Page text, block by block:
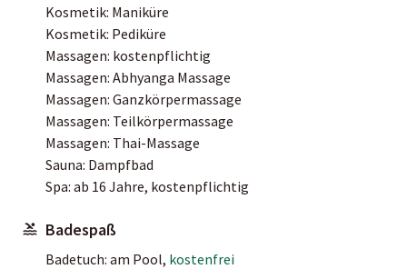
Kosmetik: Maniküre
Kosmetik: Pediküre
Massagen: kostenpflichtig
Massagen: Abhyanga Massage
Massagen: Ganzkörpermassage
Massagen: Teilkörpermassage
Massagen: Thai-Massage
Sauna: Dampfbad
Spa: ab 16 Jahre, kostenpflichtig
Badespaß
Badetuch: am Pool, kostenfrei